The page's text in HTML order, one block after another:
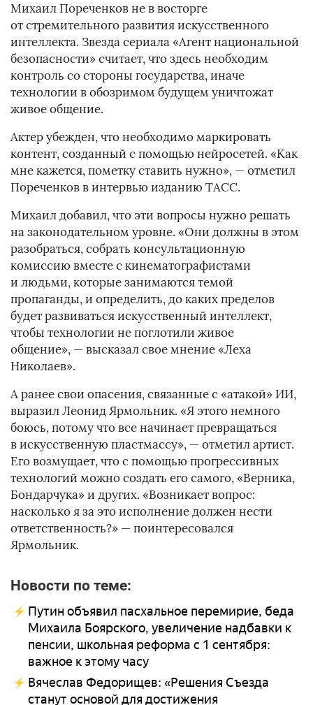
Михаил Пореченков не в восторге
от стремительного развития искусственного
интеллекта. Звезда сериала «Агент национальной
безопасности» считает, что здесь необходим
контроль со стороны государства, иначе
технологии в обозримом будущем уничтожат
живое общение.
Актер убежден, что необходимо маркировать
контент, созданный с помощью нейросетей. «Как
мне кажется, пометку ставить нужно», — отметил
Пореченков в интервью изданию ТАСС.
Михаил добавил, что эти вопросы нужно решать
на законодательном уровне. «Они должны в этом
разобраться, собрать консультационную
комиссию вместе с кинематографистами
и людьми, которые занимаются темой
пропаганды, и определить, до каких пределов
будет развиваться искусственный интеллект,
чтобы технологии не поглотили живое
общение», — высказал свое мнение «Леха
Николаев».
А ранее свои опасения, связанные с «атакой» ИИ,
выразил Леонид Ярмольник. «Я этого немного
боюсь, потому что все начинает превращаться
в искусственную пластмассу», — отметил артист.
Его возмущает, что с помощью прогрессивных
технологий можно создать его самого, «Верника,
Бондарчука» и других. «Возникает вопрос:
насколько я за это исполнение должен нести
ответственность?» — поинтересовался
Ярмольник.
Новости по теме:
Путин объявил пасхальное перемирие, беда
Михаила Боярского, увеличение надбавки к
пенсии, школьная реформа с 1 сентября:
важное к этому часу
Вячеслав Федорищев: «Решения Съезда
станут основой для достижения